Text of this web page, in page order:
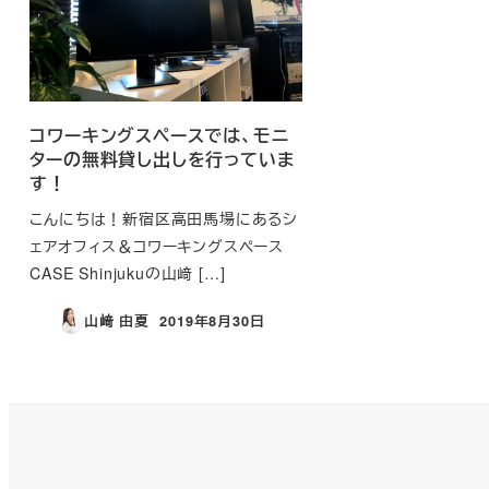
コワーキングスペースでは、モニ
ターの無料貸し出しを行っていま
す！
こんにちは！新宿区高田馬場にあるシ
ェアオフィス＆コワーキングスペース
CASE Shinjukuの山﨑 […]
山﨑 由夏
投稿日
2019年8月30日